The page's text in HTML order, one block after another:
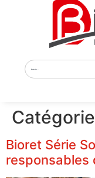
Bioret Série
responsables